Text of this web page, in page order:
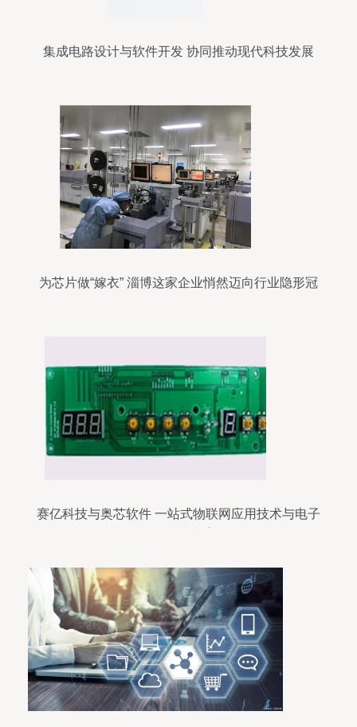
集成电路设计与软件开发 协同推动现代科技发展
为芯片做“嫁衣” 淄博这家企业悄然迈向行业隐形冠
赛亿科技与奥芯软件 一站式物联网应用技术与电子